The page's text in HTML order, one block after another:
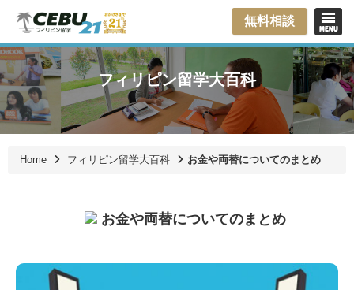
無料相談
フィリピン留学大百科
Home フィリピン留学大百科 お金や両替についてのまとめ
お金や両替についてのまとめ